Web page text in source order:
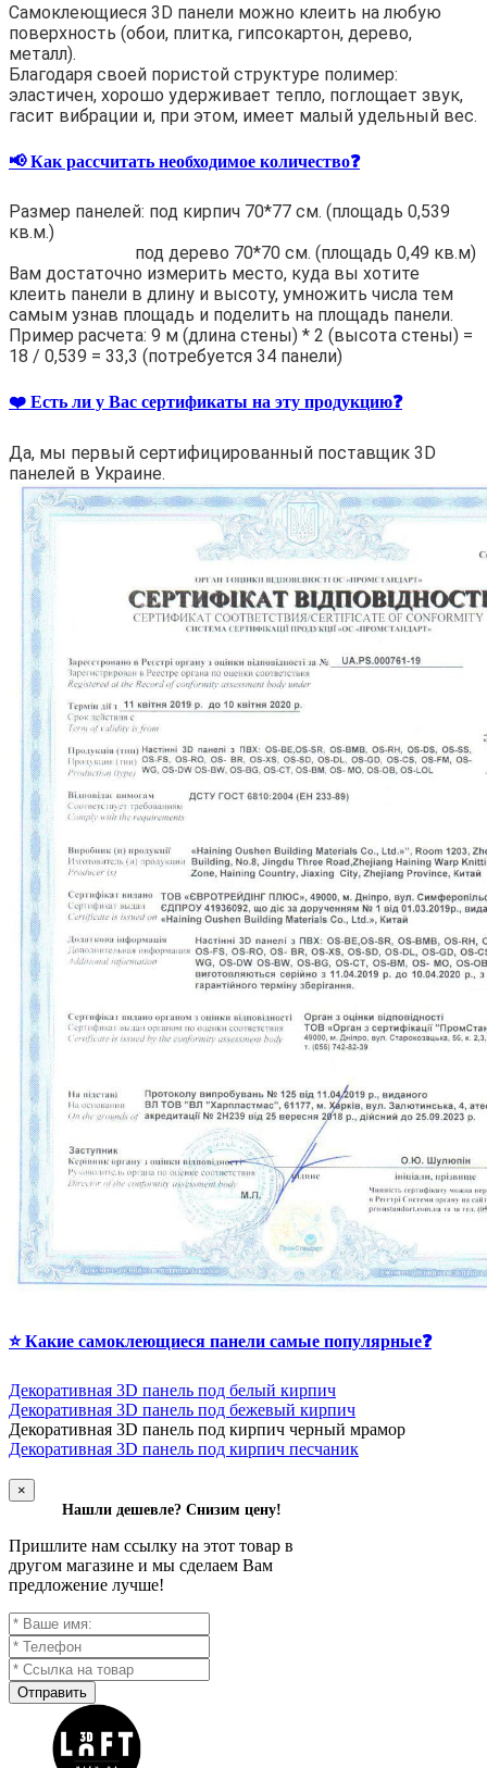
Самоклеющиеся 3D панели можно клеить на любую
поверхность (обои, плитка, гипсокартон, дерево,
металл).
Благодаря своей пористой структуре полимер:
эластичен, хорошо удерживает тепло, поглощает звук,
гасит вибрации и, при этом, имеет малый удельный вес.
📢 Как рассчитать необходимое количество❓
Размер панелей: под кирпич 70*77 см. (площадь 0,539
кв.м.)
под дерево 70*70 см. (площадь 0,49 кв.м)
Вам достаточно измерить место, куда вы хотите
клеить панели в длину и высоту, умножить числа тем
самым узнав площадь и поделить на площадь панели.
Пример расчета: 9 м (длина стены) * 2 (высота стены) =
18 / 0,539 = 33,3 (потребуется 34 панели)
❤️ Есть ли у Вас сертификаты на эту продукцию❓
Да, мы первый сертифицированный поставщик 3D
панелей в Украине.
⭐ Какие самоклеющиеся панели самые популярные❓
Декоративная 3D панель под белый кирпич
Декоративная 3D панель под бежевый кирпич
Декоративная 3D панель под кирпич черный мрамор
Декоративная 3D панель под кирпич песчаник
×
Нашли дешевле? Снизим цену!
Пришлите нам ссылку на этот товар в
другом магазине и мы сделаем Вам
предложение лучше!
Отправить